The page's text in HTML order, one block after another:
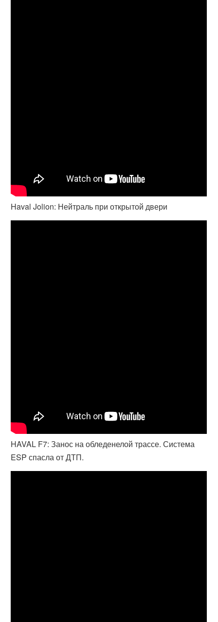
Haval Jolion: Нейтраль при открытой двери
HAVAL F7: Занос на обледенелой трассе. Система
ESP спасла от ДТП.